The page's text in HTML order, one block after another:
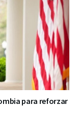
para reforzar